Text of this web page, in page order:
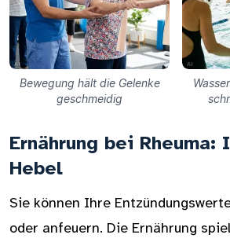
Bewegung hält die Gelenke
geschmeidig
Ernährung bei
Hebel
Sie können Ihre
oder anfeuern. Die Ernährung